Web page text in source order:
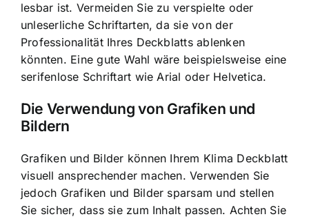
lesbar ist. Vermeiden Sie zu verspielte oder
unleserliche Schriftarten, da sie von der
Professionalität Ihres Deckblatts ablenken
könnten. Eine gute Wahl wäre beispielsweise eine
serifenlose Schriftart wie Arial oder Helvetica.
Die Verwendung von Grafiken und
Bildern
Grafiken und Bilder können Ihrem Klima Deckblatt
visuell ansprechender machen. Verwenden Sie
jedoch Grafiken und Bilder sparsam und stellen
Sie sicher, dass sie zum Inhalt passen. Achten Sie